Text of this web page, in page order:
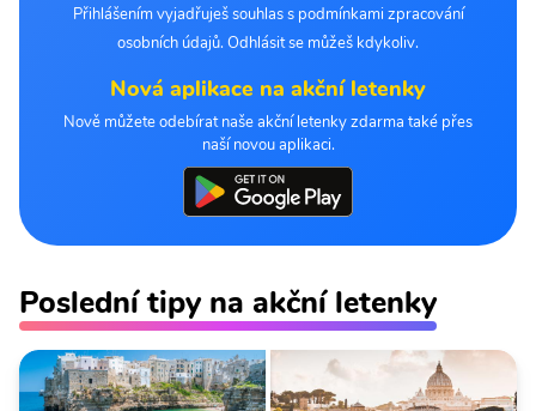
Přihlášením vyjadřuješ souhlas s podmínkami zpracování
osobních údajů. Odhlásit se můžeš kdykoliv.
Nová aplikace na akční letenky
Nově můžete odebírat naše akční letenky zdarma také přes
naší novou aplikaci.
Poslední tipy na akční letenky